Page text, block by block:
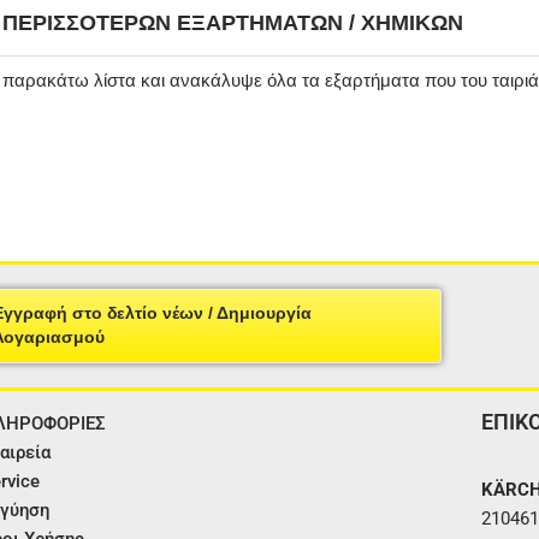
ΕΞΑΡΤΗΜΆΤΩΝ / ΧΗΜΙΚΏΝ
λίστα και ανακάλυψε όλα τα εξαρτήματα που του
στο δελτίο νέων / Δημιουργία